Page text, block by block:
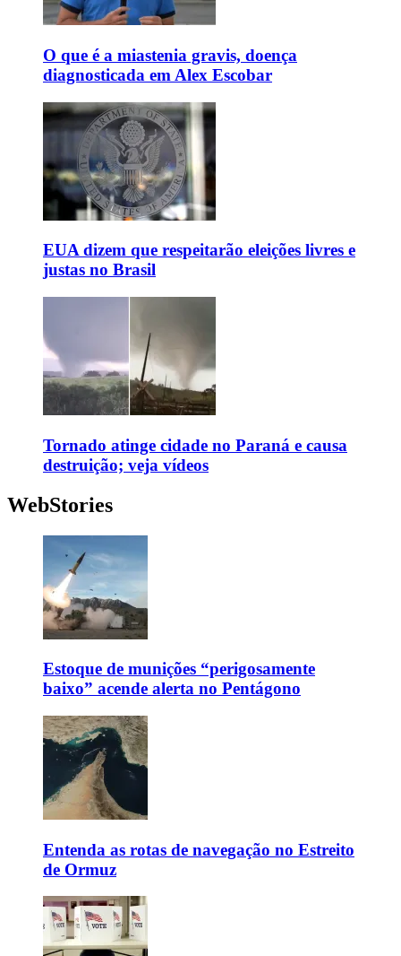
O que é a miastenia gravis, doença
diagnosticada em Alex Escobar
EUA dizem que respeitarão eleições livres e
justas no Brasil
Tornado atinge cidade no Paraná e causa
destruição; veja vídeos
WebStories
Estoque de munições “perigosamente
baixo” acende alerta no Pentágono
Entenda as rotas de navegação no Estreito
de Ormuz